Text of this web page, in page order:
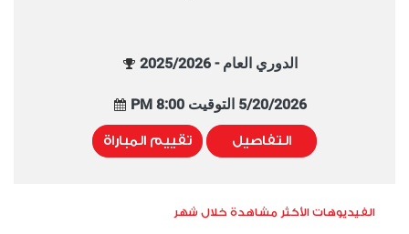
الدوري العام - 2025/2026
5/20/2026 التوقيت 8:00 PM
التفاصيل تقييم المباراة
الفيديوهات الأكثر مشاهدة خلال شهر